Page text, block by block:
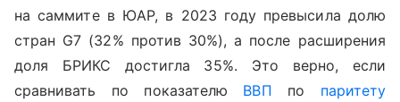
на саммите в ЮАР, в 2023 году превысила долю
стран G7 (32% против 30%), а после расширения
доля БРИКС достигла 35%. Это верно, если
сравнивать по показателю ВВП по паритету